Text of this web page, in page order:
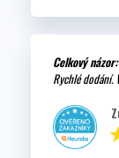
Celkový názor:
Rychlé dodání.